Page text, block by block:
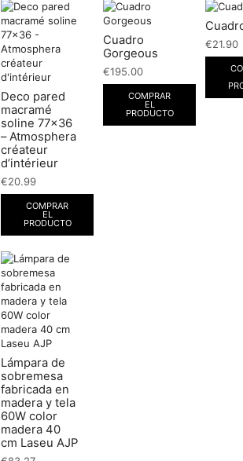
Deco pared
macramé
soline 77×36
– Atmosphera
créateur
d’intérieur
€20.99
COMPRAR
EL
PRODUCTO
Cuadro
Gorgeous
€195.00
COMPRAR
EL
PRODUCTO
€21.90
Lámpara de
sobremesa
fabricada en
madera y tela
60W color
madera 40
cm Laseu AJP